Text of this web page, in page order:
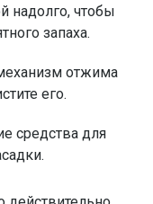
надолго, чтобы
запаха.
отжима
его.
средства для